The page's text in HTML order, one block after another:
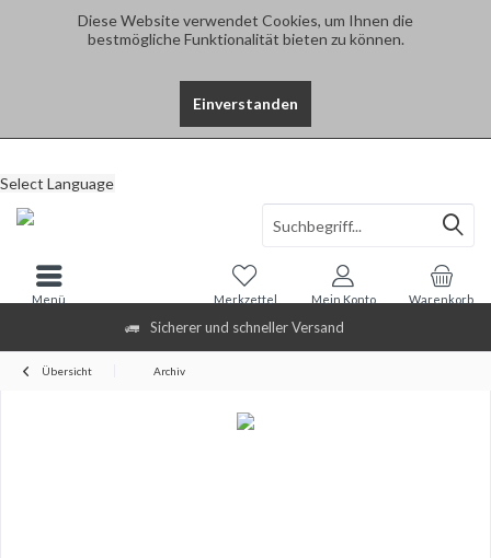
Diese Website verwendet Cookies, um Ihnen die
bestmögliche Funktionalität bieten zu können.
Einverstanden
Sicherer und schneller Versand
Select Language
Warenkorb
Merkzettel Mein Konto
Menü
Übersicht Archiv